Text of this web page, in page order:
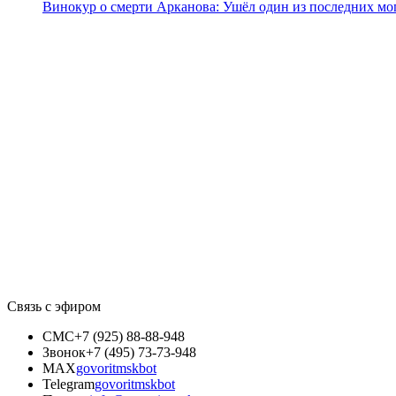
Винокур о смерти Арканова: Ушёл один из последних
Связь с эфиром
СМС+7 (925) 88-88-948
Звонок+7 (495) 73-73-948
MAXgovoritmskbot
Telegramgovoritmskbot